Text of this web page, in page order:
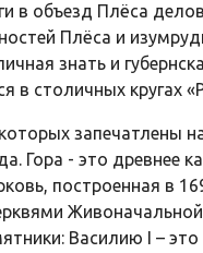
объезд Плёса
Плёса и
знать и
столичных кругах
запечатлены
Гора - это древнее
построенная в
Василию I –